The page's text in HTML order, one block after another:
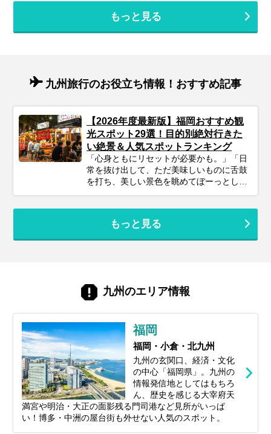
もっと見る
九州旅行のお役立ち情報！おすすめ記事
【2026年度最新版】福岡おすすめ観
光スポット29選！目的別絶対行きた
い絶景＆人気スポットランキング
「心身ともにリセットが必要かも。」「日
常を抜け出して、ただ美味しいものに舌鼓
を打ち、美しい景色を眺めてぼーっとした
分という抜群のアクセスを誇り、洗練され
た都市の楽しみと、息をのむような自然の
最新トレンドから地元で愛され続ける定番
スポットまで、福岡の魅力を存分に味わえ
こに見つかります。
もっと見る
九州のエリア情報
福岡
福岡・小倉・北九州
九州の玄関口、経済・文化
の中心「福岡県」。九州の
情報発信地としてはもちろ
ん、歴史を感じる大宰府天
満宮や明治・大正の面影残る門司港など見所がいっぱ
い！博多・中洲の屋台街も外せない人気のスポット。